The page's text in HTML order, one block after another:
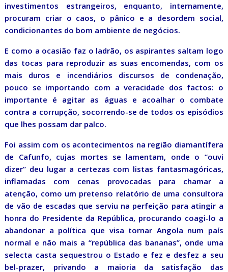
investimentos estrangeiros, enquanto, internamente,
procuram criar o caos, o pânico e a desordem social,
condicionantes do bom ambiente de negócios.
E como a ocasião faz o ladrão, os aspirantes saltam logo
das tocas para reproduzir as suas encomendas, com os
mais duros e incendiários discursos de condenação,
pouco se importando com a veracidade dos factos: o
importante é agitar as águas e acoalhar o combate
contra a corrupção, socorrendo-se de todos os episódios
que lhes possam dar palco.
Foi assim com os acontecimentos na região diamantífera
de Cafunfo, cujas mortes se lamentam, onde o “ouvi
dizer” deu lugar a certezas com listas fantasmagóricas,
inflamadas com cenas provocadas para chamar a
atenção, como um pretenso relatório de uma consultora
de vão de escadas que serviu na perfeição para atingir a
honra do Presidente da República, procurando coagi-lo a
abandonar a política que visa tornar Angola num país
normal e não mais a “república das bananas”, onde uma
selecta casta sequestrou o Estado e fez e desfez a seu
bel-prazer, privando a maioria da satisfação das